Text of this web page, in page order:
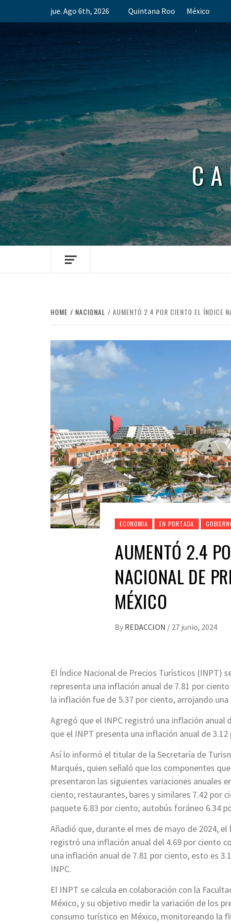
jue. Ago 6th, 2026 Quintana Roo México
HOME NACIONAL AUMENTÓ 2.4 POR CIENTO EL ÍNDICE
ECONOMIA EN PORTADA
AUMENTÓ 2.4
NACIONAL DE
MÉXICO
By REDACCION / 27 junio, 2024
El Índice Nacional de Precios Turísticos (INPT)
representa una inflación anual de 7.81 por
la inflación fue de 5.37 por ciento, arrojando
Agregó que el INPC registró una inflación anual
que el INPT presenta una inflación anual de
Así lo informó el titular de la Secretaría de
Marqués, quien señaló que los componentes
presentaron las siguientes variaciones anuales
ciento; restaurantes, bares y similares 7.42 por
paquete 6.83 por ciento; autobús foráneo 6.34
Añadió que, durante el mes de mayo de 2024,
registró una inflación anual del 4.69 por ciento
una inflación anual de 7.81 por ciento, esto es
INPC.
El INPT se calcula en colaboración con la
México, y su objetivo medir la variación de los
consumo turístico en México, monitoreando la